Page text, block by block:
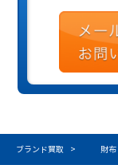
ブランド買取 財